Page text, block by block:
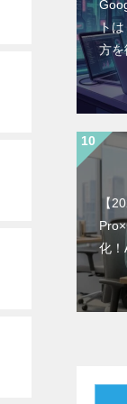
ト
方を
【
化！